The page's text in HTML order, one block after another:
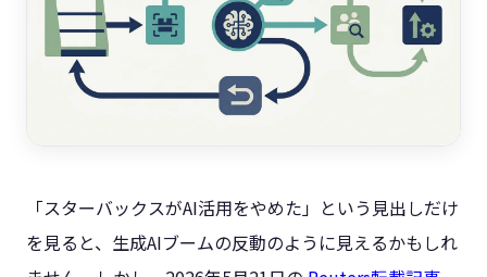
「スターバックスがAI活用をやめた」という見出しだけ
を見ると、生成AIブームの反動のように見えるかもしれ